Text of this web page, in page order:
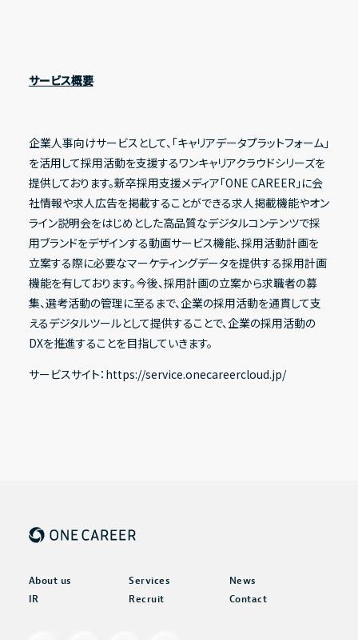
サービス概要
企業人事向けサービスとして、「キャリアデータプラットフォーム」
を活用して採用活動を支援するワンキャリアクラウドシリーズを
提供しております。新卒採用支援メディア「ONE CAREER」に会
社情報や求人広告を掲載することができる求人掲載機能やオン
ライン説明会をはじめとした高品質なデジタルコンテンツで採
用ブランドをデザインする動画サービス機能、採用活動計画を
立案する際に必要なマーケティングデータを提供する採用計画
機能を有しております。今後、採用計画の立案から求職者の募
集、選考活動の管理に至るまで、企業の採用活動を通貫して支
えるデジタルツールとして提供することで、企業の採用活動の
DXを推進することを目指していきます。
サービスサイト： https://service.onecareercloud.jp/
About us Services
News
IR
Recruit Contact